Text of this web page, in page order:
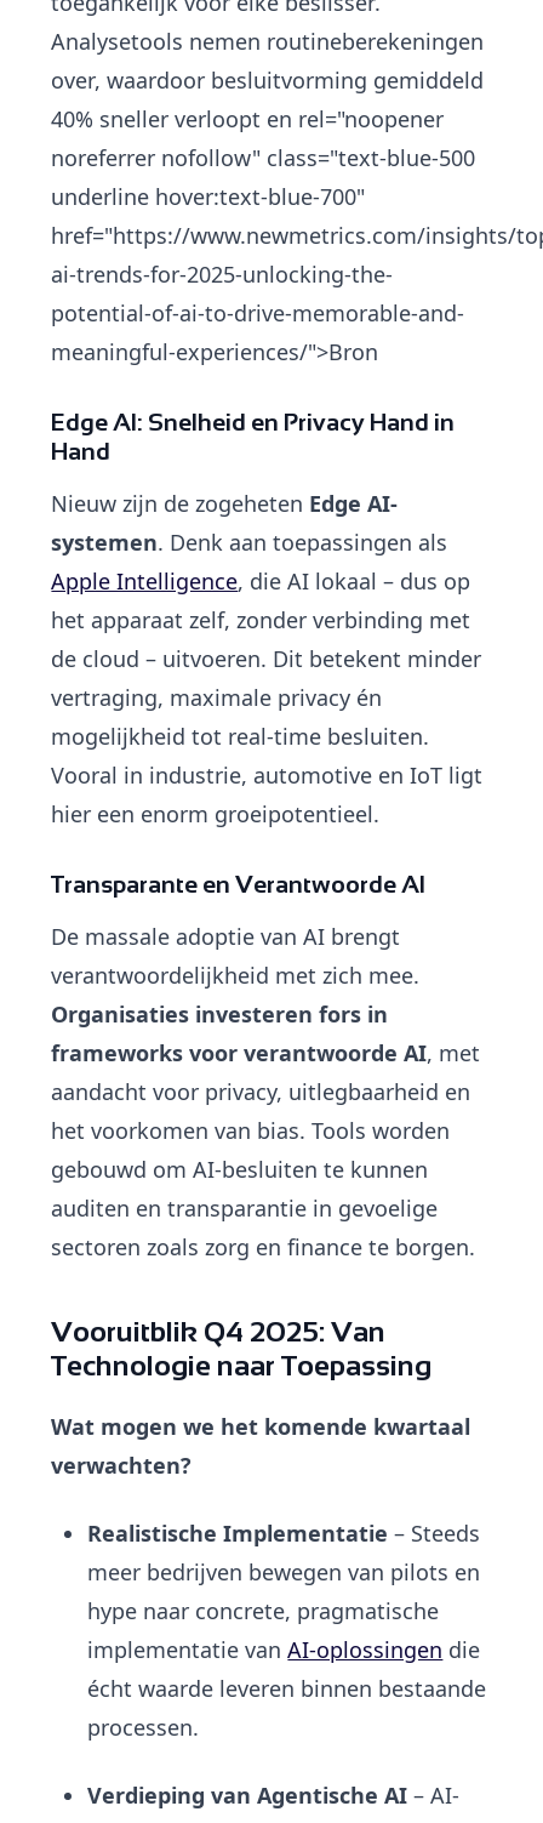
Analysetools nemen routineberekeningen
over, waardoor besluitvorming gemiddeld
40% sneller verloopt en rel="noopener
noreferrer nofollow" class="text-blue-500
underline hover:text-blue-700"
href="https://www.newmetrics.com/insights/
ai-trends-for-2025-unlocking-the-
potential-of-ai-to-drive-memorable-and-
meaningful-experiences/">Bron
Edge AI: Snelheid en Privacy Hand in
Hand
Nieuw zijn de zogeheten Edge AI-
systemen. Denk aan toepassingen als
Apple Intelligence, die AI lokaal – dus op
het apparaat zelf, zonder verbinding met
de cloud – uitvoeren. Dit betekent minder
vertraging, maximale privacy én
mogelijkheid tot real-time besluiten.
Vooral in industrie, automotive en IoT ligt
hier een enorm groeipotentieel.
Transparante en Verantwoorde AI
De massale adoptie van AI brengt
verantwoordelijkheid met zich mee.
Organisaties investeren fors in
frameworks voor verantwoorde AI, met
aandacht voor privacy, uitlegbaarheid en
het voorkomen van bias. Tools worden
gebouwd om AI-besluiten te kunnen
auditen en transparantie in gevoelige
sectoren zoals zorg en finance te borgen.
Vooruitblik Q4 2025: Van
Technologie naar Toepassing
Wat mogen we het komende kwartaal
verwachten?
Realistische Implementatie – Steeds
meer bedrijven bewegen van pilots en
hype naar concrete, pragmatische
implementatie vanAI-oplossingen die
écht waarde leveren binnen bestaande
processen.
Verdieping van Agentische AI – AI-